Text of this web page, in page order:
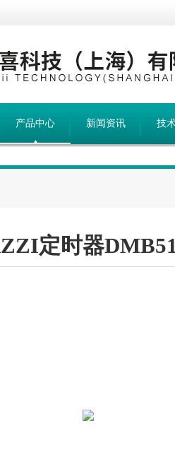
产品中心 新闻资讯 技
定时器